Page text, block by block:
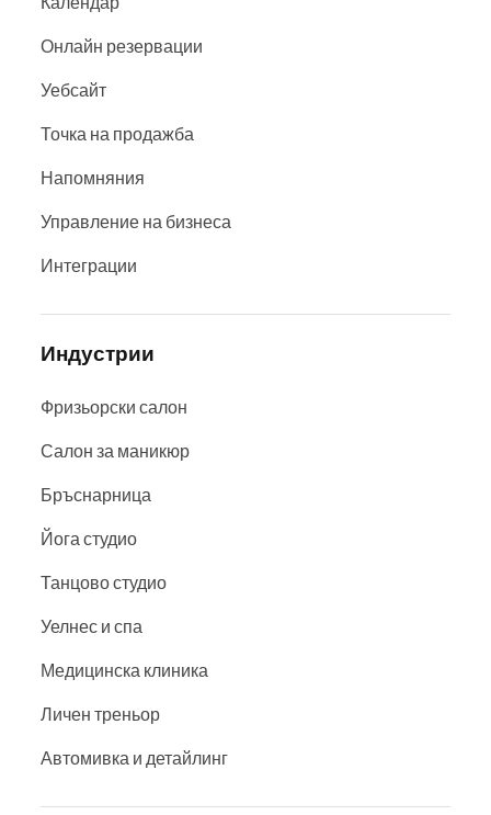
Онлайн резервации
Уебсайт
Точка на продажба
Напомняния
Управление на бизнеса
Интеграции
Индустрии
Фризьорски салон
Салон за маникюр
Бръснарница
Йога студио
Танцово студио
Уелнес и спа
Медицинска клиника
Личен треньор
Автомивка и детайлинг